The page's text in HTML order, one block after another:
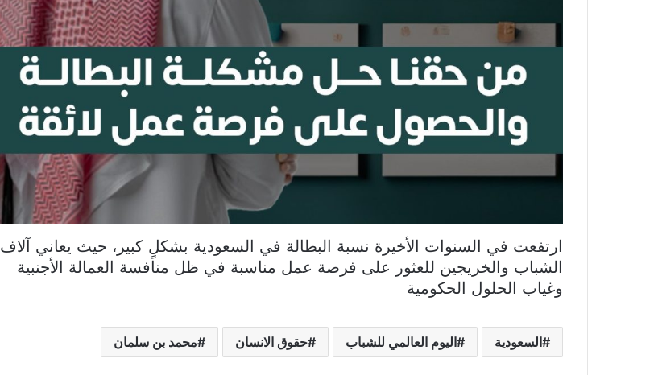
ارتفعت في السنوات الأخيرة نسبة البطالة في السعودية بشكلٍ كبير، حيث يعاني آلاف
الشباب والخريجين للعثور على فرصة عمل مناسبة في ظل منافسة العمالة الأجنبية
وغياب الحلول الحكومية
السعودية اليوم العالمي للشباب حقوق الانسان محمد بن سلمان